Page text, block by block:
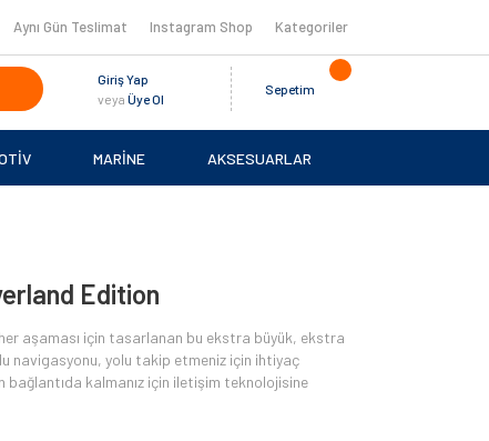
Aynı Gün Teslimat Instagram Shop Kategoriler
Giriş Yap
veya Üye Ol
Sepetim
MARİNE AKSESUARLAR
Edition
aşaması için tasarlanan bu ekstra büyük, ekstra
navigasyonu, yolu takip etmeniz için ihtiyaç
bağlantıda kalmanız için iletişim teknolojisine